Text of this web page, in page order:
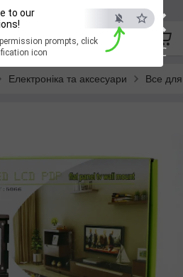
×
ESC
to our
prompts, click
icon
Електроніка та аксесуари Все для